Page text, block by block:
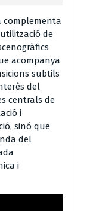
complementa
de
acompanya
subtils
del
centrals de
i
sinó que
del
i